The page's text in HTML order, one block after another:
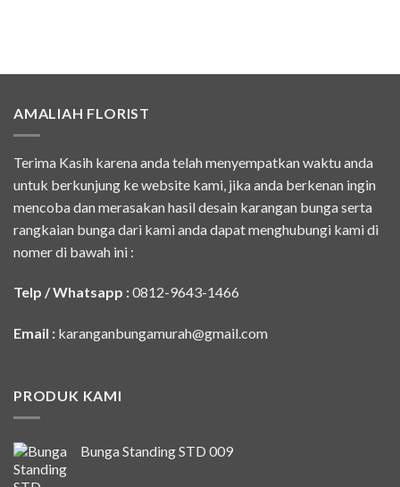
AMALIAH FLORIST
Terima Kasih karena anda telah menyempatkan waktu anda
untuk berkunjung ke website kami, jika anda berkenan ingin
mencoba dan merasakan hasil desain karangan bunga serta
rangkaian bunga dari kami anda dapat menghubungi kami di
nomer di bawah ini :
Telp / Whatsapp :0812-9643-1466
Email : karanganbungamurah@gmail.com
PRODUK KAMI
Bunga Standing STD 009